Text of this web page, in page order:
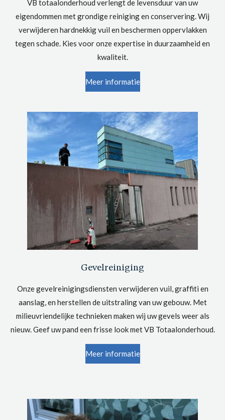
VB totaalonderhoud verlengt de levensduur van uw
eigendommen met grondige reiniging en conservering. Wij
verwijderen hardnekkig vuil en beschermen oppervlakken
tegen schade. Kies voor onze expertise in duurzaamheid en
kwaliteit.
Meer informatie
Gevelreiniging
Onze gevelreinigingsdiensten verwijderen vuil, graffiti en
aanslag, en herstellen de uitstraling van uw gebouw. Met
milieuvriendelijke technieken maken wij uw gevels weer als
nieuw. Geef uw pand een frisse look met VB Totaalonderhoud.
Meer informatie